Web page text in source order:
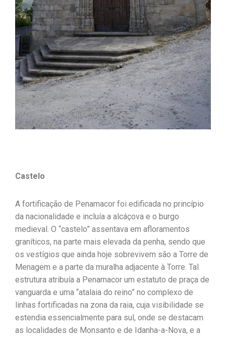
Castelo
A fortificação de Penamacor foi edificada no princípio
da nacionalidade e incluía a alcáçova e o burgo
medieval. O “castelo” assentava em afloramentos
graníticos, na parte mais elevada da penha, sendo que
os vestígios que ainda hoje sobrevivem são a Torre de
Menagem e a parte da muralha adjacente à Torre. Tal
estrutura atribuía a Penamacor um estatuto de praça de
vanguarda e uma “atalaia do reino” no complexo de
linhas fortificadas na zona da raia, cuja visibilidade se
estendia essencialmente para sul, onde se destacam
as localidades de Monsanto e de Idanha-a-Nova, e a